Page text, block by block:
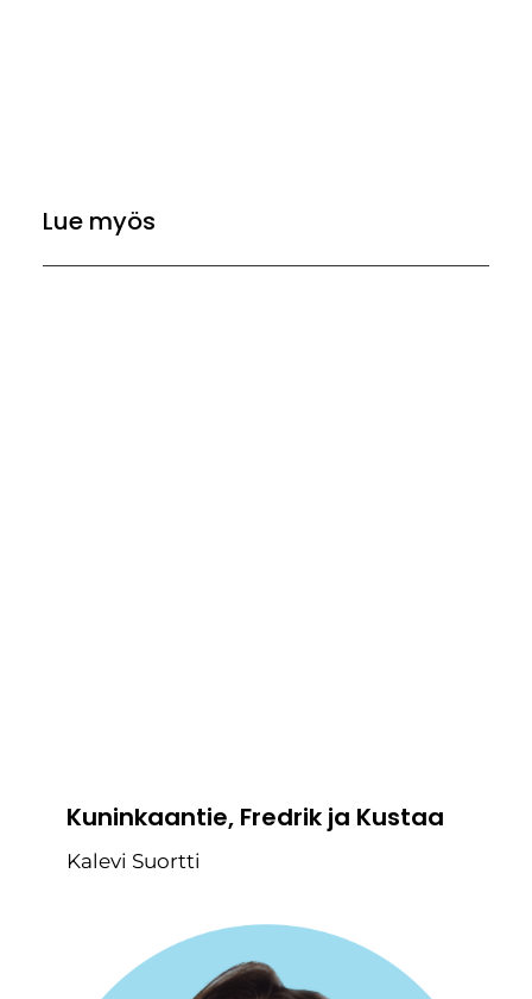
Lue myös
Kuninkaantie, Fredrik ja Kustaa
Kalevi Suortti